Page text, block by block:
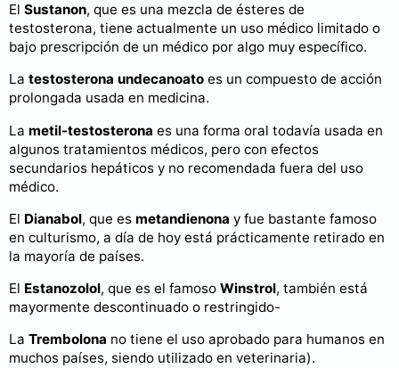
El Sustanon, que es una mezcla de ésteres de
testosterona, tiene actualmente un uso médico limitado o
bajo prescripción de un médico por algo muy específico.
La testosterona undecanoato es un compuesto de acción
prolongada usada en medicina.
La metil-testosterona es una forma oral todavía usada en
algunos tratamientos médicos, pero con efectos
secundarios hepáticos y no recomendada fuera del uso
médico.
El Dianabol, que es metandienona y fue bastante famoso
en culturismo, a día de hoy está prácticamente retirado en
la mayoría de países.
El Estanozolol, que es el famoso Winstrol, también está
mayormente descontinuado o restringido-
La Trembolona no tiene el uso aprobado para humanos en
muchos países, siendo utilizado en veterinaria).